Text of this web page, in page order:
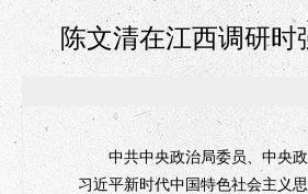
陈文清在江西调研
中共中央政治局委员、中央政
习近平新时代中国特色社会主义